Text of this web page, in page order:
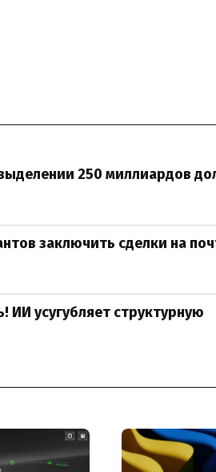
250 миллиардов
заключить сделки на
ИИ усугубляет структурную